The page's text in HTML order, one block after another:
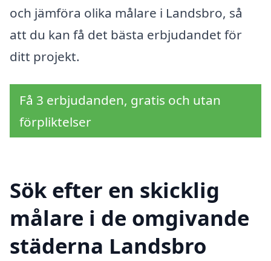
och jämföra olika målare i Landsbro, så
att du kan få det bästa erbjudandet för
ditt projekt.
Få 3 erbjudanden, gratis och utan
förpliktelser
Sök efter en skicklig
målare i de omgivande
städerna Landsbro